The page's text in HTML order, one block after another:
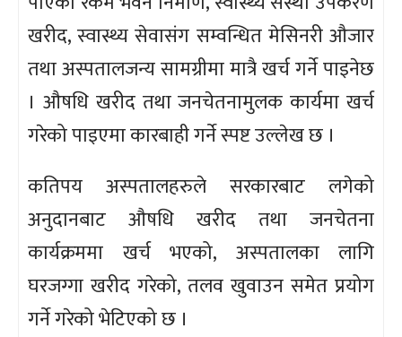
खरीद, स्वास्थ्य सेवासंग सम्वन्धित मेसिनरी औजार
तथा अस्पतालजन्य सामग्रीमा मात्रै खर्च गर्ने पाइनेछ
। औषधि खरीद तथा जनचेतनामुलक कार्यमा खर्च
गरेको पाइएमा कारबाही गर्ने स्पष्ट उल्लेख छ ।
कतिपय अस्पतालहरुले सरकारबाट लगेको
अनुदानबाट औषधि खरीद तथा जनचेतना
कार्यक्रममा खर्च भएको, अस्पतालका लागि
घरजग्गा खरीद गरेको, तलव खुवाउन समेत प्रयोग
गर्ने गरेको भेटिएको छ ।